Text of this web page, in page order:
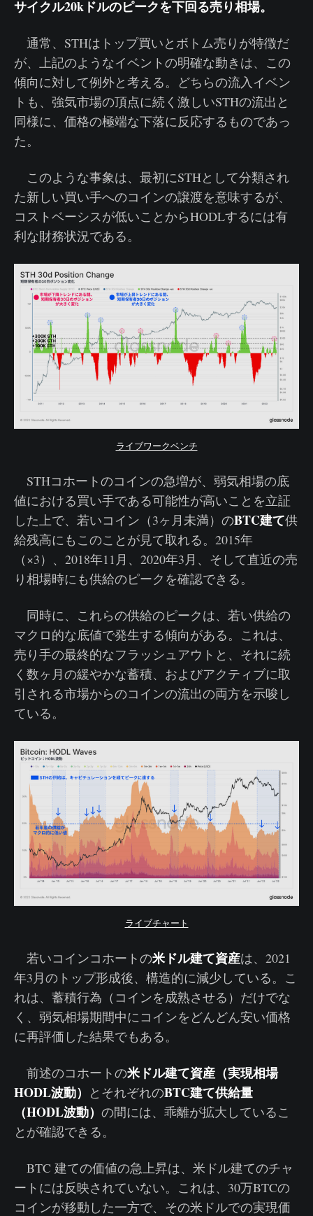
サイクル20kドルのピークを下回る売り相場。
通常、STHはトップ買いとボトム売りが特徴だ
が、上記のようなイベントの明確な動きは、この
傾向に対して例外と考える。どちらの流入イベン
トも、強気市場の頂点に続く激しいSTHの流出と
同様に、価格の極端な下落に反応するものであっ
た。
このような事象は、最初にSTHとして分類され
た新しい買い手へのコインの譲渡を意味するが、
コストベーシスが低いことからHODLするには有
利な財務状況である。
ライブワークベンチ
STHコホートのコインの急増が、弱気相場の底
値における買い手である可能性が高いことを立証
した上で、若いコイン（3ヶ月未満）のBTC建て供
給残高にもこのことが見て取れる。2015年
（×3）、2018年11月、2020年3月、そして直近の売
り相場時にも供給のピークを確認できる。
同時に、これらの供給のピークは、若い供給の
マクロ的な底値で発生する傾向がある。これは、
売り手の最終的なフラッシュアウトと、それに続
く数ヶ月の緩やかな蓄積、およびアクティブに取
引される市場からのコインの流出の両方を示唆し
ている。
ライブチャート
若いコインコホートの米ドル建て資産は、2021
年3月のトップ形成後、構造的に減少している。こ
れは、蓄積行為（コインを成熟させる）だけでな
く、弱気相場期間中にコインをどんどん安い価格
に再評価した結果でもある。
前述のコホートの米ドル建て資産（実現相場
HODL波動） とそれぞれのBTC建て供給量
（HODL波動） の間には、乖離が拡大しているこ
とが確認できる。
BTC 建ての価値の急上昇は、米ドル建てのチャ
ートには反映されていない。これは、30万BTCの
コインが移動した一方で、その米ドルでの実現価